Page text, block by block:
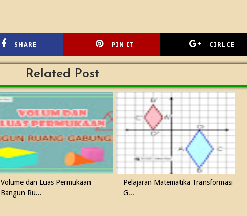
SHARE PIN IT CIRLCE
Related Post
Volume dan Luas Permukaan
Bangun Ru...
Pelajaran Matematika Transformasi
G...